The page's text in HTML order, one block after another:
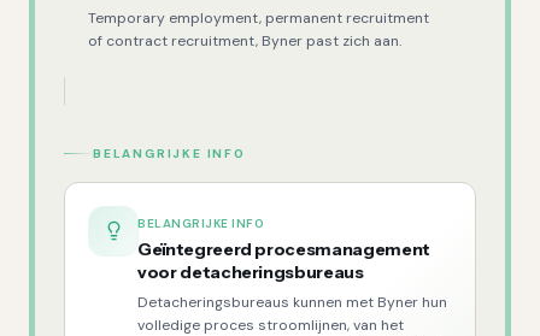
Temporary employment, permanent recruitment
of contract recruitment, Byner past zich aan.
BELANGRIJKE INFO
BELANGRIJKE INFO
Geïntegreerd procesmanagement
voor detacheringsbureaus
Detacheringsbureaus kunnen met Byner hun
volledige proces stroomlijnen, van het